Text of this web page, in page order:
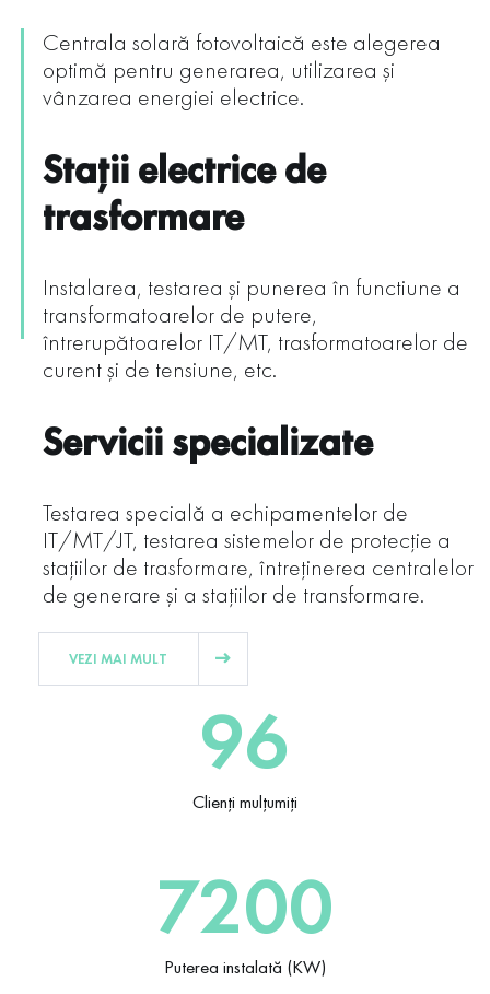
Centrala solară fotovoltaică este alegerea
optimă pentru generarea, utilizarea şi
vânzarea energiei electrice.
Staţii electrice de
trasformare
Instalarea, testarea şi punerea în functiune a
transformatoarelor de putere,
întrerupătoarelor IT/MT, trasformatoarelor de
curent şi de tensiune, etc.
Servicii specializate
Testarea specială a echipamentelor de
IT/MT/JT, testarea sistemelor de protecţie a
staţiilor de trasformare, întreţinerea centralelor
de generare şi a staţiilor de transformare.
VEZI MAI MULT
96
Clienți mulțumiți
7200
Puterea instalată (KW)